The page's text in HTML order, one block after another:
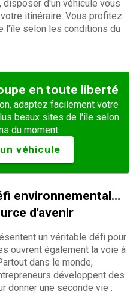
disposer d'un véhicule vous
itinéraire. Vous profitez
l'île selon les conditions du
en toute liberté
adaptez facilement votre
beaux sites de l'île selon
du moment.
véhicule
environnemental…
d'avenir
un véritable défi pour
ouvrent également la voie à
dans le monde,
développent des
donner une seconde vie :